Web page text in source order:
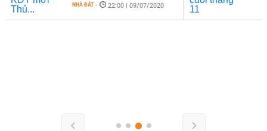
NHÀ ĐẤT - 22:00 | 09/07/2020